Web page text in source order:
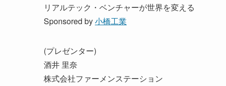
リアルテック・ベンチャーが世界を変える
Sponsored by小橋工業
(プレゼンター)
酒井 里奈
株式会社ファーメンステーション